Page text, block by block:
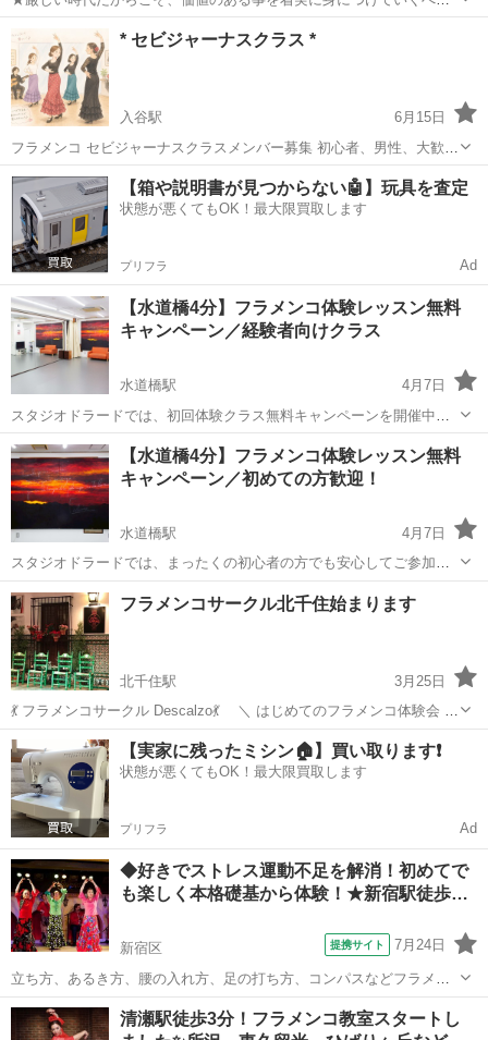
です。フラメンコ舞踊に一番大切な基礎から本格的に教えています。
正しい基礎を学んで踊りを身につける事は上達のいちばんの近道で
す。あとから学ぶと習得に何倍もかかってし...
東京 新宿区 フラメンコ
* セビジャーナスクラス *
入谷駅
6月15日
フラメンコ セビジャーナスクラスメンバー募集 初心者、男性、大歓迎
一緒にセビジャーナスを踊ってみませんか？ ◉ クラス開催日 毎週月曜
日または木曜日、もしくは両日 ※ 応相談 ◉ 時間 18〜20時までの間で
1時...
東京 台東区 入谷駅 フラメンコ クラス
【箱や説明書が見つからない🤖】玩具を査定
状態が悪くてもOK！最大限買取します
プリフラ Ad
【水道橋4分】フラメンコ体験レッスン無料
キャンペーン／経験者向けクラス
水道橋駅
4月7日
スタジオドラードでは、初回体験クラス無料キャンペーンを開催中！
初心者はもちろん、経験者またはブランクのある方も歓迎です。体力
や感覚を取り戻す機会としても、振り付けの理解や表現を深める機会
としてもぜひご活用ください。グラシアス...
東京 千代田区 水道橋駅 クラス
【水道橋4分】フラメンコ体験レッスン無料
キャンペーン／初めての方歓迎！
水道橋駅
4月7日
スタジオドラードでは、まったくの初心者の方でも安心してご参加い
ただける初回体験クラスを開催しています。基本の立ち方、姿勢、簡
単なステップから丁寧にレッスンいたします。未経験の方も大歓迎！
年齢・経験は問いません。男性や、シニア...
東京 千代田区 水道橋駅 フラメンコ クラス
フラメンコサークル北千住始まります
北千住駅
3月25日
💃 フラメンコサークル Descalzo💃 ＼ はじめてのフラメンコ体験会 ／
フラメンコって難しそう… ヒールがないとできない？ 未経験だと浮い
ちゃう？ 👉 Descalzo は全部ちがいます。 ✔️ 初心者さん専...
足立区 北千住駅 フラメンコ サークル
【実家に残ったミシン🏠】買い取ります❗️
状態が悪くてもOK！最大限買取します
プリフラ Ad
◆好きでストレス運動不足を解消！初めてで
も楽しく本格礎基から体験！★新宿駅徒歩…
新宿区 提携サイト 7月24日
立ち方、あるき方、腰の入れ方、足の打ち方、コンパスなどフラメン
コの基礎を、楽しくわかりやすく体験できます。基礎は踊るために必
須なテクニックでやらないとうまくなりません！実際に体験してみる
東京 新宿区 フラメンコ
清瀬駅徒歩3分！フラメンコ教室スタートし